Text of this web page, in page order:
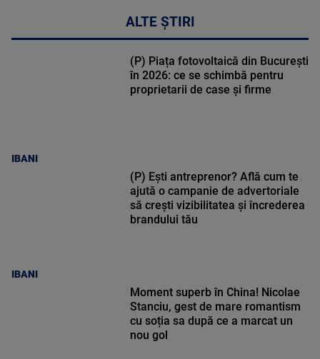
ALTE ȘTIRI
IBANI
(P) Piața fotovoltaică din București
în 2026: ce se schimbă pentru
proprietarii de case și firme
IBANI
(P) Ești antreprenor? Află cum te
ajută o campanie de advertoriale
să crești vizibilitatea și încrederea
brandului tău
Moment superb în China! Nicolae
Stanciu, gest de mare romantism
cu soția sa după ce a marcat un
nou gol